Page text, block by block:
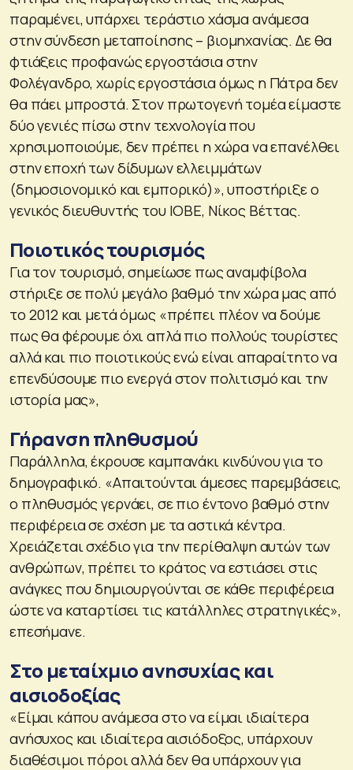
παραμένει, υπάρχει τεράστιο χάσμα ανάμεσα
στην σύνδεση μεταποίησης – βιομηχανίας. Δε θα
φτιάξεις προφανώς εργοστάσια στην
Φολέγανδρο, χωρίς εργοστάσια όμως η Πάτρα δεν
θα πάει μπροστά. Στον πρωτογενή τομέα είμαστε
δύο γενιές πίσω στην τεχνολογία που
χρησιμοποιούμε, δεν πρέπει η χώρα να επανέλθει
στην εποχή των δίδυμων ελλειμμάτων
(δημοσιονομικό και εμπορικό)», υποστήριξε ο
γενικός διευθυντής του ΙΟΒΕ, Νίκος Βέττας.
Ποιοτικός τουρισμός
Για τον τουρισμό, σημείωσε πως αναμφίβολα
στήριξε σε πολύ μεγάλο βαθμό την χώρα μας από
το 2012 και μετά όμως «πρέπει πλέον να δούμε
πως θα φέρουμε όχι απλά πιο πολλούς τουρίστες
αλλά και πιο ποιοτικούς ενώ είναι απαραίτητο να
επενδύσουμε πιο ενεργά στον πολιτισμό και την
ιστορία μας»,
Γήρανση πληθυσμού
Παράλληλα, έκρουσε καμπανάκι κινδύνου για το
δημογραφικό. «Απαιτούνται άμεσες παρεμβάσεις,
ο πληθυσμός γερνάει, σε πιο έντονο βαθμό στην
περιφέρεια σε σχέση με τα αστικά κέντρα.
Χρειάζεται σχέδιο για την περίθαλψη αυτών των
ανθρώπων, πρέπει το κράτος να εστιάσει στις
ανάγκες που δημιουργούνται σε κάθε περιφέρεια
ώστε να καταρτίσει τις κατάλληλες στρατηγικές»,
επεσήμανε.
Στο μεταίχμιο ανησυχίας και
αισιοδοξίας
«Είμαι κάπου ανάμεσα στο να είμαι ιδιαίτερα
ανήσυχος και ιδιαίτερα αισιόδοξος, υπάρχουν
διαθέσιμοι πόροι αλλά δεν θα υπάρχουν για